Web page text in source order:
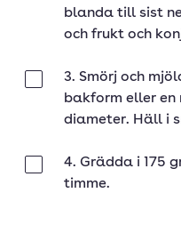
blanda till sist
och frukt och
3. Smörj och
bakform eller en
diameter. Häll i
4. Grädda i 175
timme.